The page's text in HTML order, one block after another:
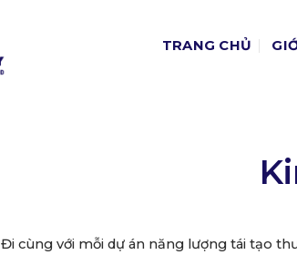
TRANG CHỦ
Đi cùng với mỗi dự án năng lượng tái tạo